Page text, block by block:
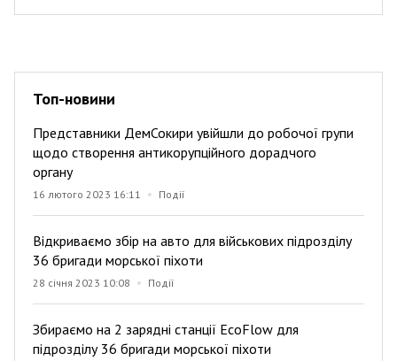
Топ-новини
Представники ДемСокири увійшли до робочої групи
щодо створення антикорупційного дорадчого
органу
16 лютого 2023 16:11 Події
Відкриваємо збір на авто для військових підрозділу
36 бригади морської піхоти
28 січня 2023 10:08 Події
Збираємо на 2 зарядні станції EcoFlow для
підрозділу 36 бригади морської піхоти